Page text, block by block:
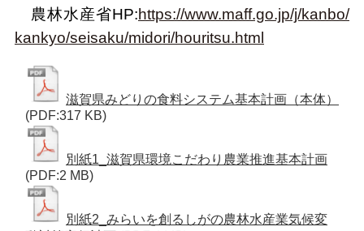
農林水産省HP:https://www.maff.go.jp/j/kanbo/
kankyo/seisaku/midori/houritsu.html
滋賀県みどりの食料システム基本計画（本体）
(PDF:317 KB)
別紙1_滋賀県環境こだわり農業推進基本計画
(PDF:2 MB)
別紙2_みらいを創るしがの農林水産業気候変